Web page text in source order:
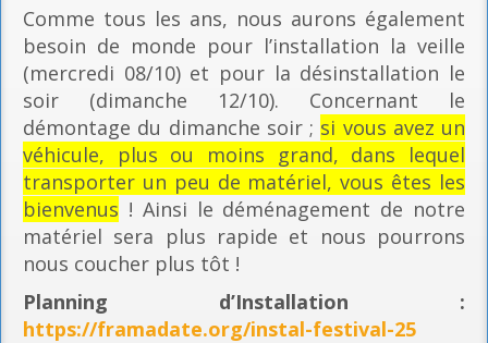
Comme tous les ans, nous aurons également
besoin de monde pour l’installation la veille
(mercredi 08/10) et pour la désinstallation le
soir (dimanche 12/10). Concernant le
démontage du dimanche soir ; si vous avez un
véhicule, plus ou moins grand, dans lequel
transporter un peu de matériel, vous êtes les
bienvenus ! Ainsi le déménagement de notre
matériel sera plus rapide et nous pourrons
nous coucher plus tôt !
Planning d’Installation :
https://framadate.org/instal-festival-25